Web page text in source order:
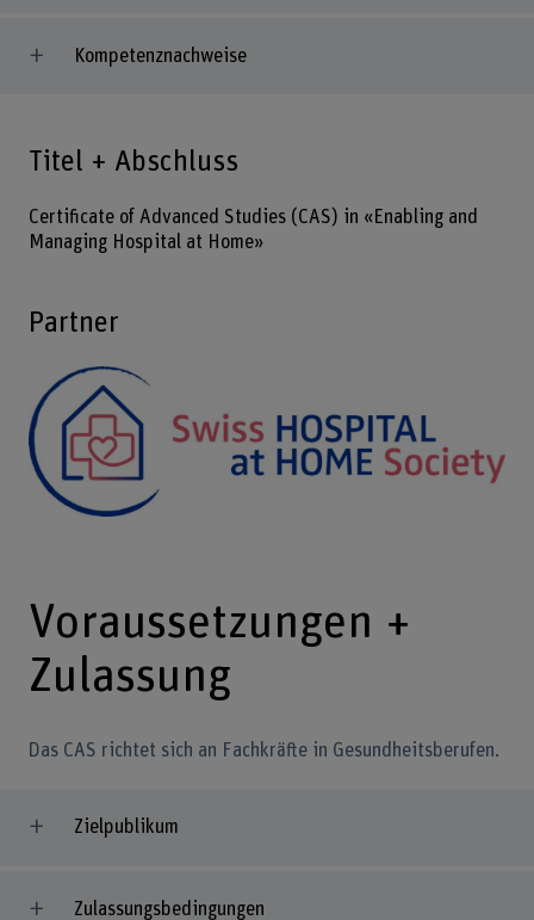
Kompetenznachweise
Titel + Abschluss
Certificate of Advanced Studies (CAS) in «Enabling and
Managing Hospital at Home»
Partner
Voraussetzungen +
Zulassung
Das CAS richtet sich an Fachkräfte in Gesundheitsberufen.
Zielpublikum
Zulassungsbedingungen